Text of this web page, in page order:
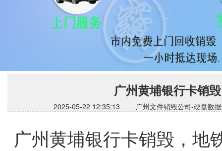
广州黄埔银行卡销
2025-05-22 12:35:13 广州文件销毁公司-硬盘数
广州黄埔银行卡销毁，地